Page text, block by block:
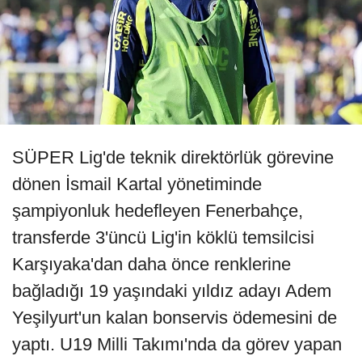
SÜPER Lig'de teknik direktörlük görevine
dönen İsmail Kartal yönetiminde
şampiyonluk hedefleyen Fenerbahçe,
transferde 3'üncü Lig'in köklü temsilcisi
Karşıyaka'dan daha önce renklerine
bağladığı 19 yaşındaki yıldız adayı Adem
Yeşilyurt'un kalan bonservis ödemesini de
yaptı. U19 Milli Takımı'nda da görev yapan